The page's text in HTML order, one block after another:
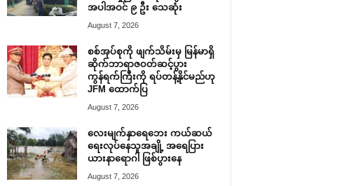
အပါအဝင် ၉ ဦး သေဆုံး
August 7, 2026
စစ်အုပ်စုကို ဖျက်သိမ်းမှ မြန်မာရှိ
ဆိုက်ဘာရာဇဝတ်ဆင့်ပွား
ကွန်ရက်ကြီးကို ရပ်တန့်နိုင်မည်ဟု
JFM ထောက်ပြ
August 7, 2026
လေးမျက်နှာရေဘေး ကယ်ဆယ်
ရေးလုပ်နေသူအချို့ အရေပြား
ယားနာရောဂါ ဖြစ်ပွားနေ
August 7, 2026